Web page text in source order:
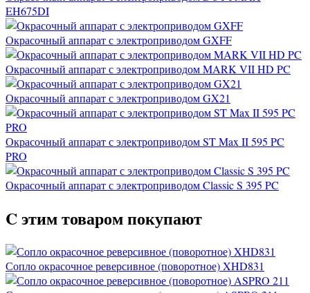
EH675DI
Окрасочный аппарат с электроприводом GXFF
Окрасочный аппарат с электроприводом MARK VII HD PC
Окрасочный аппарат с электроприводом GX21
Окрасочный аппарат с электроприводом ST Max II 595 PC
PRO
Окрасочный аппарат с электроприводом Classic S 395 PC
C этим товаром покупают
Сопло окрасочное реверсивное (поворотное) XHD831